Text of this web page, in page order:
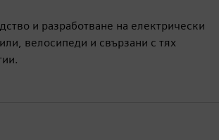
и разработване на електрически
велосипеди и свързани с тях